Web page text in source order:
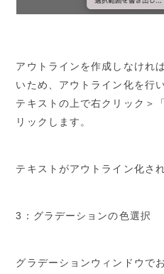
アウトラインを作成しなけれ
いため、アウトライン化を行い
テキストの上で右クリック＞
リックします。
テキストがアウトライン化さ
3：グラデーションの色選択
グラデーションウィンドウで